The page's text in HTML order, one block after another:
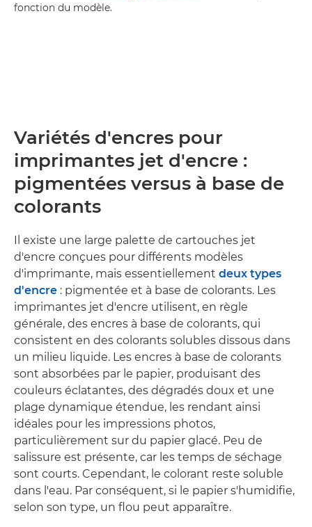
fonction du modèle.
Variétés d'encres pour
imprimantes jet d'encre :
pigmentées versus à base de
colorants
Il existe une large palette de cartouches jet
d'encre conçues pour différents modèles
d'imprimante, mais essentiellement deux types
d'encre : pigmentée et à base de colorants. Les
imprimantes jet d'encre utilisent, en règle
générale, des encres à base de colorants, qui
consistent en des colorants solubles dissous dans
un milieu liquide. Les encres à base de colorants
sont absorbées par le papier, produisant des
couleurs éclatantes, des dégradés doux et une
plage dynamique étendue, les rendant ainsi
idéales pour les impressions photos,
particulièrement sur du papier glacé. Peu de
salissure est présente, car les temps de séchage
sont courts. Cependant, le colorant reste soluble
dans l'eau. Par conséquent, si le papier s'humidifie,
selon son type, un flou peut apparaître.